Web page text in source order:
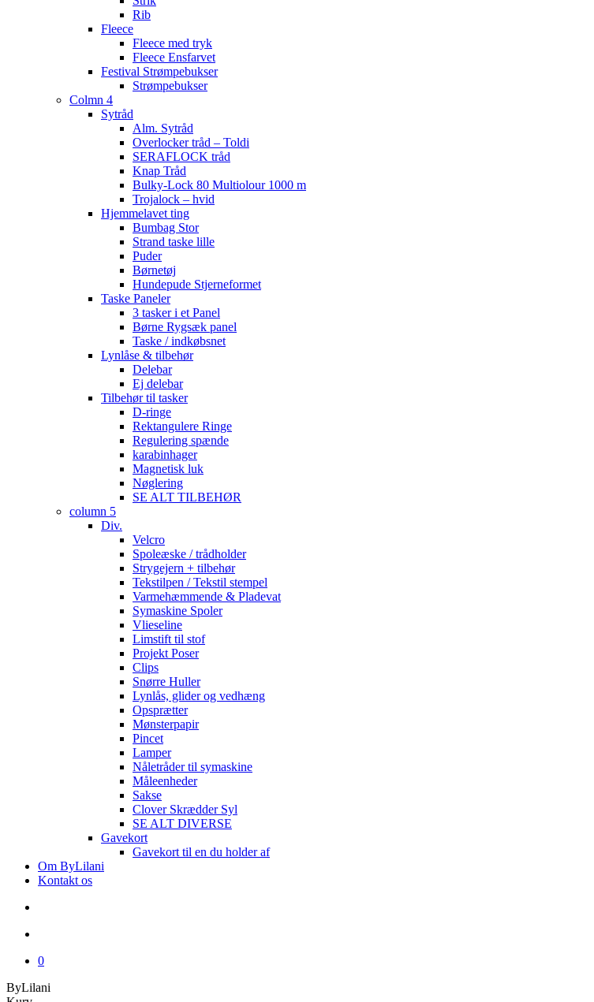
Rib
Fleece
Fleece med tryk
Fleece Ensfarvet
Festival Strømpebukser
Strømpebukser
Colmn 4
Sytråd
Alm. Sytråd
Overlocker tråd – Toldi
SERAFLOCK tråd
Knap Tråd
Bulky-Lock 80 Multiolour 1000 m
Trojalock – hvid
Hjemmelavet ting
Bumbag Stor
Strand taske lille
Puder
Børnetøj
Hundepude Stjerneformet
Taske Paneler
3 tasker i et Panel
Børne Rygsæk panel
Taske / indkøbsnet
Lynlåse & tilbehør
Delebar
Ej delebar
Tilbehør til tasker
D-ringe
Rektangulere Ringe
Regulering spænde
karabinhager
Magnetisk luk
Nøglering
SE ALT TILBEHØR
column 5
Div.
Velcro
Spoleæske / trådholder
Strygejern + tilbehør
Tekstilpen / Tekstil stempel
Varmehæmmende & Pladevat
Symaskine Spoler
Vlieseline
Limstift til stof
Projekt Poser
Clips
Snørre Huller
Lynlås, glider og vedhæng
Opsprætter
Mønsterpapir
Pincet
Lamper
Nåletråder til symaskine
Måleenheder
Sakse
Clover Skrædder Syl
SE ALT DIVERSE
Gavekort
Gavekort til en du holder af
Om ByLilani
Kontakt os
0
ByLilani